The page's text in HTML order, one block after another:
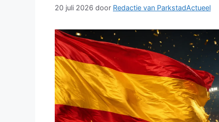
20 juli 2026 door Redactie van ParkstadActueel